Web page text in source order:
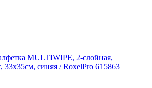
MULTIWIPE, 2-слойная,
33х35см, синяя / RoxelPro 615863